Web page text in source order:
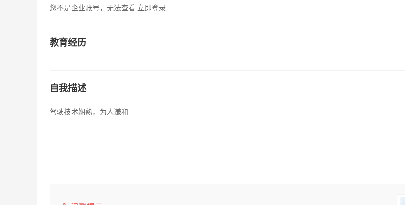
您不是企业账号，无法查看 立即登录
教育经历
自我描述
驾驶技术娴熟，为人谦和